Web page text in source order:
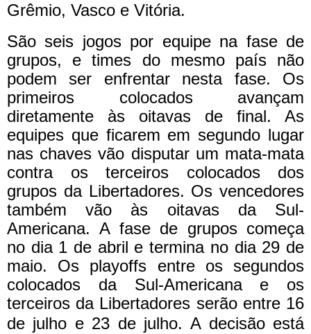
Grêmio, Vasco e Vitória.
São seis jogos por equipe na fase de
grupos, e times do mesmo país não
podem ser enfrentar nesta fase. Os
primeiros colocados avançam
diretamente às oitavas de final. As
equipes que ficarem em segundo lugar
nas chaves vão disputar um mata-mata
contra os terceiros colocados dos
grupos da Libertadores. Os vencedores
também vão às oitavas da Sul-
Americana.A fase de grupos começa
no dia 1 de abril e termina no dia 29 de
maio. Os playoffs entre os segundos
colocados da Sul-Americana e os
terceiros da Libertadores serão entre 16
de julho e 23 de julho.A decisão está